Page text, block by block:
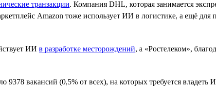
транзакции. Компания DHL, которая занимается
Amazon тоже использует ИИ в логистике, а ещё для
ИИ в разработке месторождений, а «Ростелеком»,
вакансий (0,5% от всех), на которых требуется